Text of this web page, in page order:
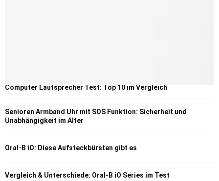
Computer Lautsprecher Test: Top 10 im Vergleich
Senioren Armband Uhr mit SOS Funktion: Sicherheit und
Unabhängigkeit im Alter
Oral-B iO: Diese Aufsteckbürsten gibt es
Vergleich & Unterschiede: Oral-B iO Series im Test